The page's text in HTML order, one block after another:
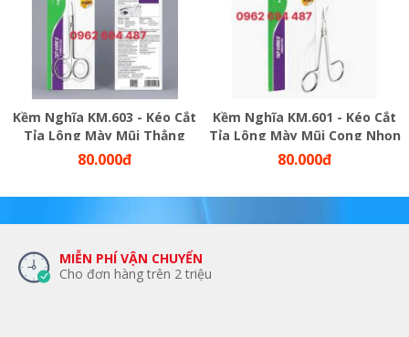
Kềm Nghĩa KM.603 - Kéo Cắt
Tỉa Lông Mày Mũi Thẳng
Nhọn Thép Không Gỉ
80.000đ
Kềm Nghĩa KM.601 - Kéo Cắt
Tỉa Lông Mày Mũi Cong Nhọn
Thép Không Gỉ
80.000đ
MIỄN PHÍ VẬN CHUYỂN
Cho đơn hàng trên 2 triệu